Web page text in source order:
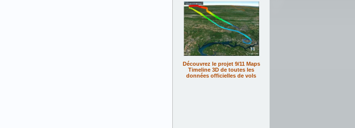
Découvrez le projet 9/11 Maps
Timeline 3D de toutes les
données officielles de vols